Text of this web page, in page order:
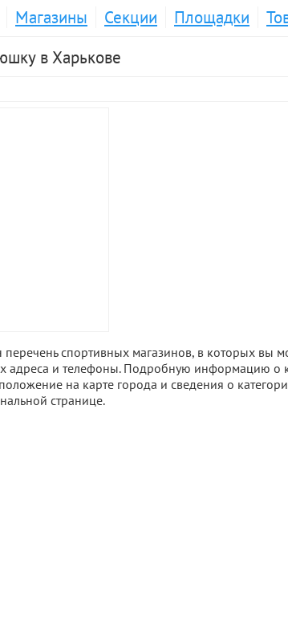
Магазины Секции Площадки
в Харькове
спортивных магазинов, в которых вы
адреса и телефоны. Подробную информацию о
на карте города и сведения о
странице.